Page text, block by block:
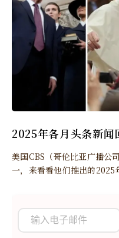
2025年各月头条新闻
美国CBS（哥伦比亚广播公
一，来看看他们推出的2025